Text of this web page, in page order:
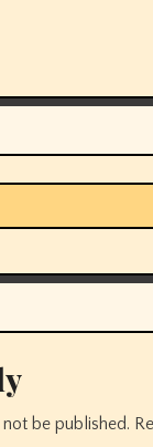
be published.